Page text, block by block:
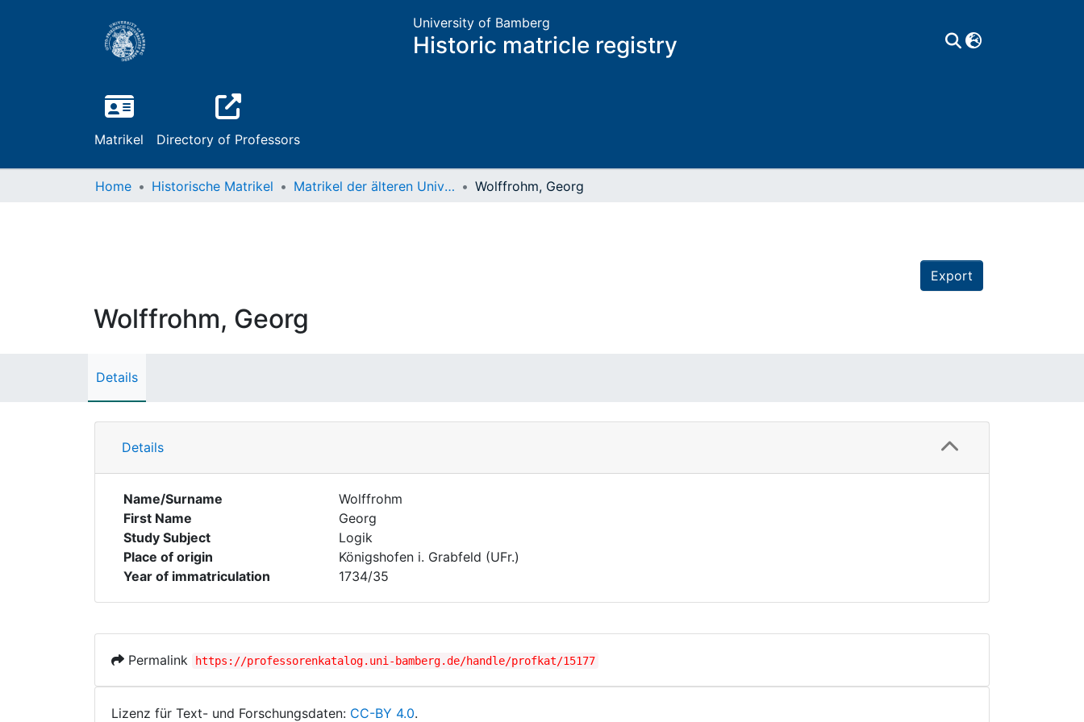
University of Bamberg
Historic matricle registry
Matrikel Directory of Professors
Home Historische Matrikel Matrikel der älteren Universität Wolffrohm, Georg
Export
Wolffrohm, Georg
Details
Details
Name/Surname
Wolffrohm
First Name
Georg
Study Subject
Logik
Place of origin
Königshofen i. Grabfeld (UFr.)
Year of immatriculation
1734/35
Permalink https://professorenkatalog.uni-bamberg.de/handle/profkat/15177
Lizenz für Text- und Forschungsdaten: CC-BY 4.0.